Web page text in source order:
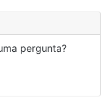
pergunta?